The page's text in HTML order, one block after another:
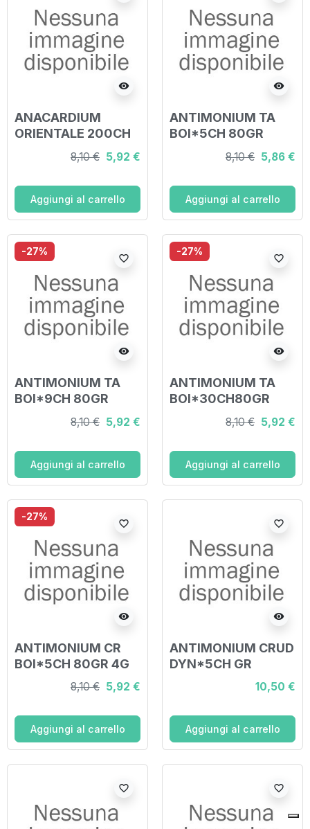
visibility
ANACARDIUM
ORIENTALE 200CH
GRANULI 4G
8,10 € 5,92 €
Aggiungi al carrello
visibility
ANTIMONIUM TA
BOI*5CH 80GR
8,10 € 5,86 €
Aggiungi al carrello
-27%
visibility
favorite_border
ANTIMONIUM TA
BOI*9CH 80GR
8,10 € 5,92 €
Aggiungi al carrello
-27%
visibility
favorite_border
ANTIMONIUM TA
BOI*30CH80GR
8,10 € 5,92 €
Aggiungi al carrello
-27%
visibility
favorite_border
ANTIMONIUM CR
BOI*5CH 80GR 4G
8,10 € 5,92 €
Aggiungi al carrello
visibility
favorite_border
ANTIMONIUM CRUD
DYN*5CH GR
10,50 €
Aggiungi al carrello
favorite_border favorite_border